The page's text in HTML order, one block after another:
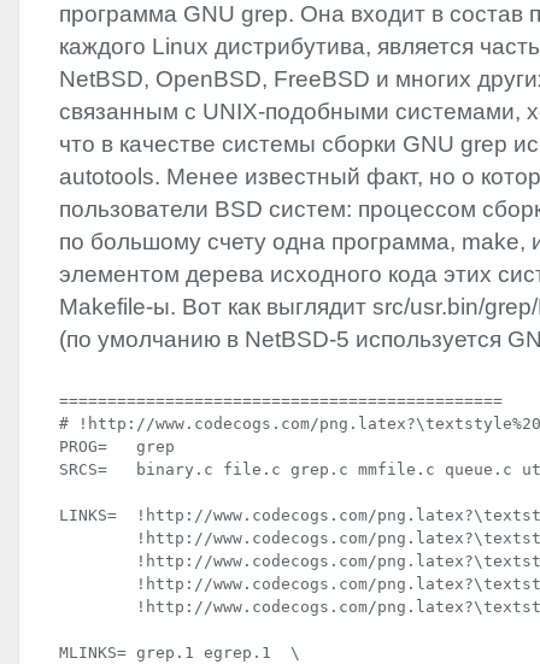
программа GNU grep. Она входит в состав
каждого Linux дистрибутива, является
NetBSD, OpenBSD, FreeBSD и многих
связанным с UNIX-подобными системами,
что в качестве системы сборки GNU grep
autotools. Менее известный факт, но о
пользователи BSD систем: процессом
по большому счету одна программа, make,
элементом дерева исходного кода этих
Makefile-ы. Вот как выглядит src/usr.bin/
(по умолчанию в NetBSD-5 используется
==============================================
# !http://www.codecogs.com/
PROG=   grep
SRCS=   binary.c file.c grep.c mmfile.c queue.c
LINKS=  !http://www.codecogs.com/
!http://www.codecogs.com/
!http://www.codecogs.com/
!http://www.codecogs.com/
!http://www.codecogs.com/
MLINKS= grep.1 egrep.1  \